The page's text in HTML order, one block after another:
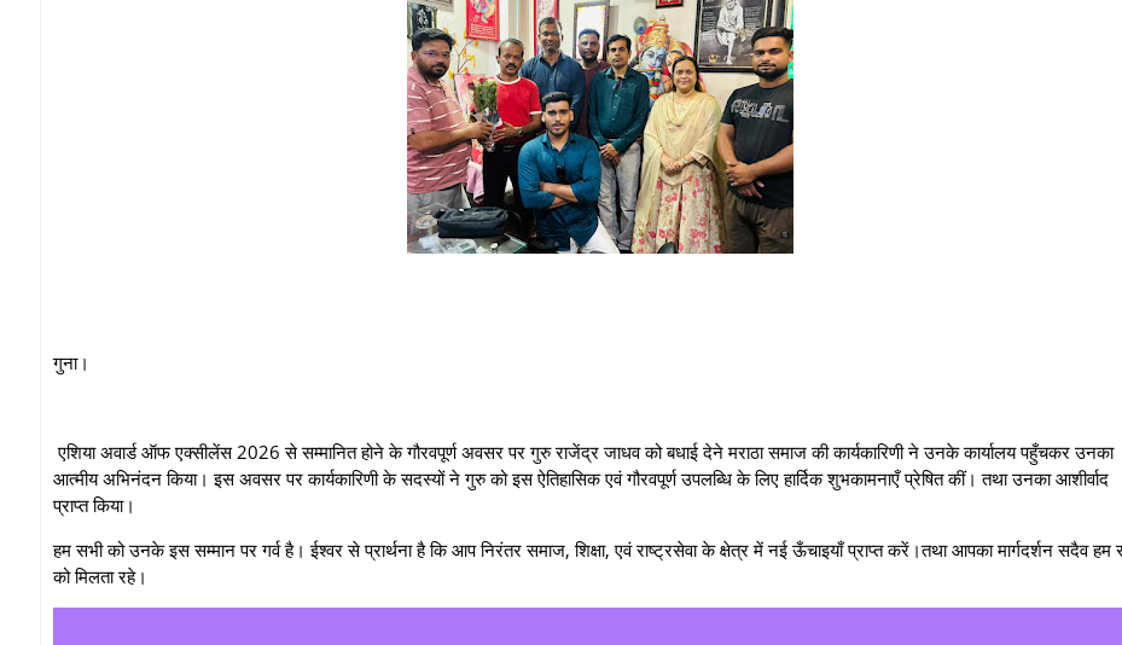
गुना।
एशिया अवार्ड ऑफ एक्सीलेंस 2026 से सम्मानित होने के गौरवपूर्ण अवसर पर गुरु राजेंद्र जाधव को बधाई देने मराठा समाज की कार्यकारिणी ने उनके कार्यालय पहुँचकर उनका
आत्मीय अभिनंदन किया। इस अवसर पर कार्यकारिणी के सदस्यों ने गुरु को इस ऐतिहासिक एवं गौरवपूर्ण उपलब्धि के लिए हार्दिक शुभकामनाएँ प्रेषित कीं। तथा उनका आशीर्वाद
प्राप्त किया।
हम सभी को उनके इस सम्मान पर गर्व है। ईश्वर से प्रार्थना है कि आप निरंतर समाज, शिक्षा, एवं राष्ट्रसेवा के क्षेत्र में नई ऊँचाइयाँ प्राप्त करें।तथा आपका मार्गदर्शन सदैव हम
को मिलता रहे।